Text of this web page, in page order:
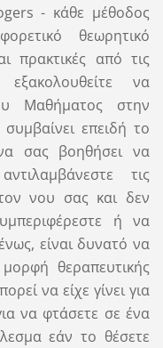
- κάθε μέθοδος
θεωρητικό
πρακτικές από τις
να
Μαθήματος στην
επειδή το
σας βοηθήσει να
τις
νου σας και δεν
ή να
είναι δυνατό να
θεραπευτικής
να είχε γίνει για
να φτάσετε σε ένα
εάν το θέσετε